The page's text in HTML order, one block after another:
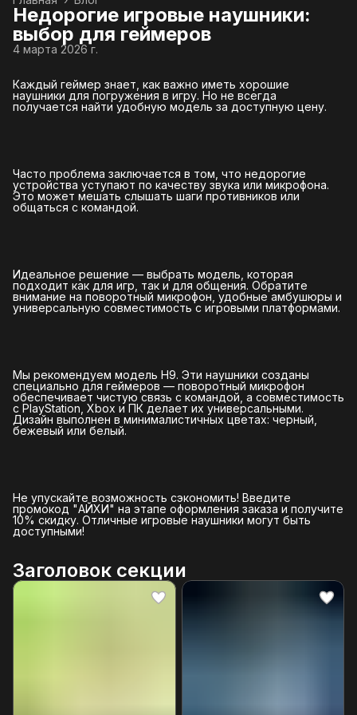
Недорогие игровые наушники:
выбор для геймеров
4 марта 2026 г.
Каждый геймер знает, как важно иметь хорошие
наушники для погружения в игру. Но не всегда
получается найти удобную модель за доступную цену.
Часто проблема заключается в том, что недорогие
устройства уступают по качеству звука или микрофона.
Это может мешать слышать шаги противников или
общаться с командой.
Идеальное решение — выбрать модель, которая
подходит как для игр, так и для общения. Обратите
внимание на поворотный микрофон, удобные амбушюры и
универсальную совместимость с игровыми платформами.
Мы рекомендуем модель H9. Эти наушники созданы
специально для геймеров — поворотный микрофон
обеспечивает чистую связь с командой, а совместимость
с PlayStation, Xbox и ПК делает их универсальными.
Дизайн выполнен в минималистичных цветах: черный,
бежевый или белый.
Не упускайте возможность сэкономить! Введите
промокод "АЙХИ" на этапе оформления заказа и получите
10% скидку. Отличные игровые наушники могут быть
доступными!
Заголовок секции